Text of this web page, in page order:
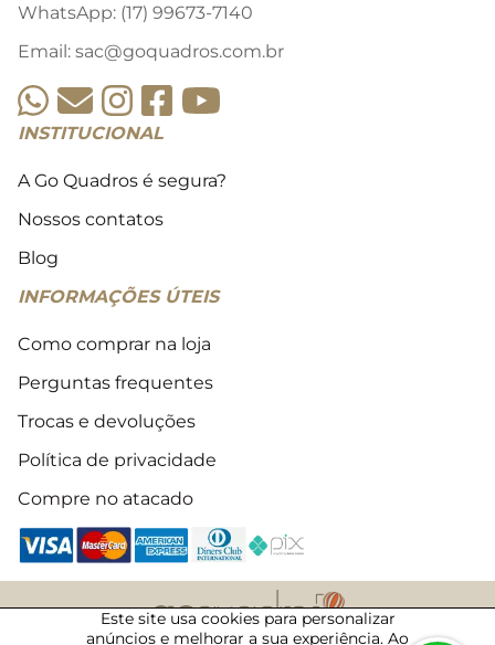
WhatsApp: (17) 99673-7140
Email: sac@goquadros.com.br
INSTITUCIONAL
A Go Quadros é segura?
Nossos contatos
Blog
INFORMAÇÕES ÚTEIS
Como comprar na loja
Perguntas frequentes
Trocas e devoluções
Política de privacidade
Compre no atacado
Este site usa cookies para personalizar
anúncios e melhorar a sua experiência. Ao